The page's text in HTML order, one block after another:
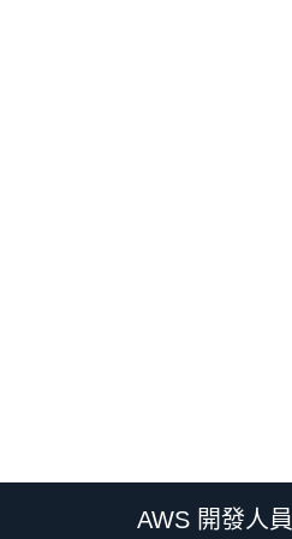
AWS 開發人員